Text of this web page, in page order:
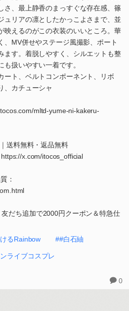
さ、最上静香のまっすぐな存在感、篠
ュリアの凛としたかっこよさまで、並
映えるのがこの衣装のいいところ。華
、MV併せやステージ風撮影、ポート
ます。着脱しやすく、シルエットも整
扱いやすい一着です。
ート、ベルトコンポーネント、リボ
、カチューシャ
mltd-yume-ni-kakeru-
送料無料・返品無料
x.com/itocos_official
：
だち追加で2000円クーポン＆特急仕
るRainbow ##白石紬
ライブコスプレ
0